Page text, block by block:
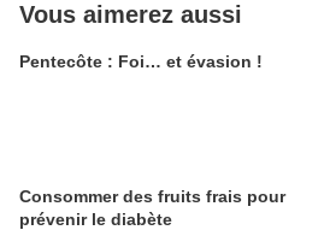
Vous aimerez aussi
Pentecôte : Foi… et évasion !
Consommer des fruits frais pour
prévenir le diabète